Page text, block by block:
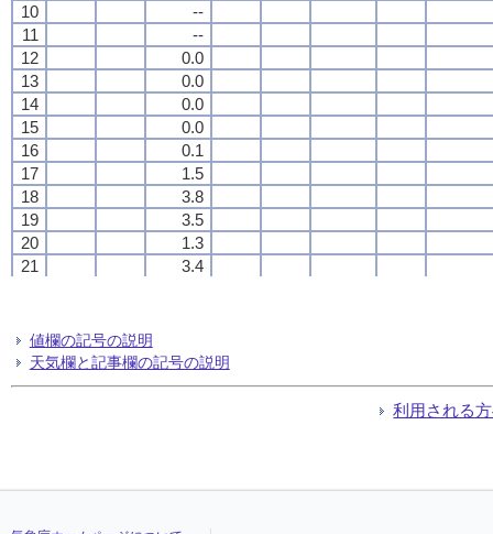
10
--
11
--
12
0.0
13
0.0
14
0.0
15
0.0
16
0.1
17
1.5
18
3.8
19
3.5
20
1.3
21
3.4
24
10
--
11
--
12
0.0
13
0.0
14
0.0
15
0.0
16
0.1
17
1.5
18
3.8
19
3.5
20
1.3
21
3.4
24
10
--
11
--
12
0.0
13
0.0
14
0.0
15
0.0
16
0.1
17
1.5
18
3.8
19
3.5
20
1.3
21
3.4
24
10
--
11
--
12
0.0
13
0.0
14
0.0
15
0.0
16
0.1
17
1.5
18
3.8
19
3.5
20
1.3
21
3.4
24
値欄の記号の説明
天気欄と記事欄の記号の説明
利用される